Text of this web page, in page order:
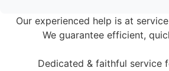
Our experienced help is at
We guarantee efficient,
Dedicated & faithful service